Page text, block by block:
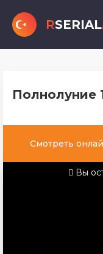
RSERIAL
Полнолуние
Смотреть
Вы